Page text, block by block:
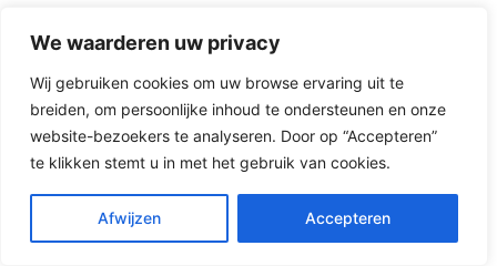
We waarderen uw privacy
Wij gebruiken cookies om uw browse ervaring uit te
breiden, om persoonlijke inhoud te ondersteunen en onze
website-bezoekers te analyseren. Door op “Accepteren”
te klikken stemt u in met het gebruik van cookies.
Afwijzen Accepteren